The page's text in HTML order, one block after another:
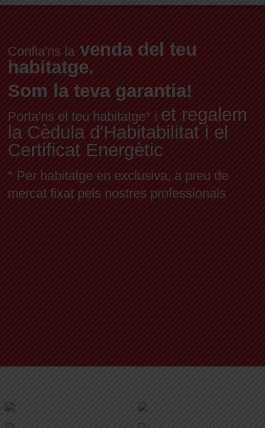
Confia'ns la venda del teu
habitatge.
Som la teva garantia!
Porta'ns el teu habitatge* i et regalem
la Cèdula d'Habitabilitat i el
Certificat Energètic
* Per habitatge en exclusiva, a preu de
mercat fixat pels nostres professionals